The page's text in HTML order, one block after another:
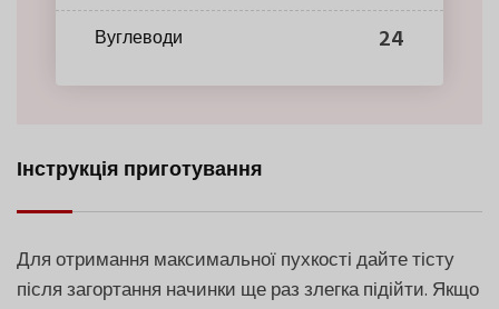
Вуглеводи 24
Інструкція приготування
Для отримання максимальної пухкості дайте тісту
після загортання начинки ще раз злегка підійти. Якщо